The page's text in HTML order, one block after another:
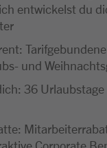
entwickelst du
und
36
Corporate